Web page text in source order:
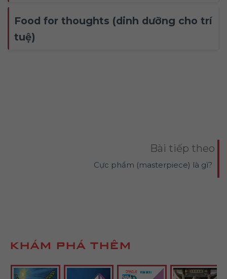
Food for thoughts (dinh dưỡng cho trí
tuệ)
Bài tiếp theo
Cực phẩm (masterpiece) là gì?
KHÁM PHÁ THÊM